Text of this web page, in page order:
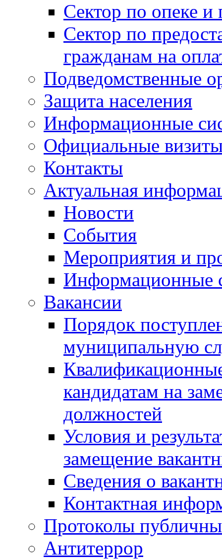
Сектор по опеке и
Сектор по
гражданам на
Подведомственные
Защита населения
Информационные
Официальные
Контакты
Актуальная
Новости
События
Мероприятия и
Информационные
Вакансии
Порядок
муниципальную
кандидатам на
должностей
Условия и
замещение
Сведения о
Контактная
Протоколы
Антитеррор